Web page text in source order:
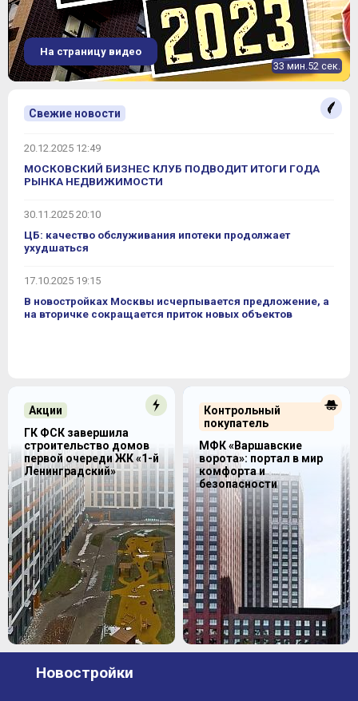
от51 897 345 ₽
~ 565 972 ₽
2.29%
динамика цен
ЖК "Событие"
33 мин.52 сек.
На страницу видео
Свежие новости
20.12.2025 12:49
МОСКОВСКИЙ БИЗНЕС КЛУБ ПОДВОДИТ ИТОГИ ГОДА
РЫНКА НЕДВИЖИМОСТИ
30.11.2025 20:10
ЦБ: качество обслуживания ипотеки продолжает
ухудшаться
17.10.2025 19:15
В новостройках Москвы исчерпывается предложение, а
на вторичке сокращается приток новых объектов
Контрольный
покупатель
МФК «Варшавские
ворота»: портал в мир
комфорта и
безопасности
Акции
ГК ФСК завершила
строительство домов
первой очереди ЖК «1-й
Ленинградский»
Новостройки